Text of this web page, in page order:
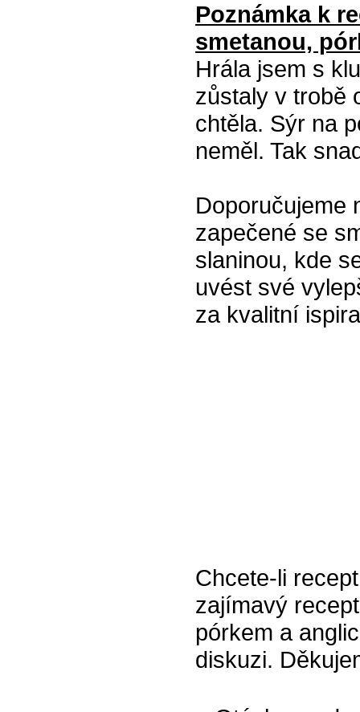
Poznámka k
smetanou,
Hrála jsem s
zůstaly v trobě
chtěla. Sýr na
neměl. Tak
Doporučujeme
zapečené se
slaninou, kde
uvést své
za kvalitní
Chcete-li
zajímavý
pórkem a
diskuzi.